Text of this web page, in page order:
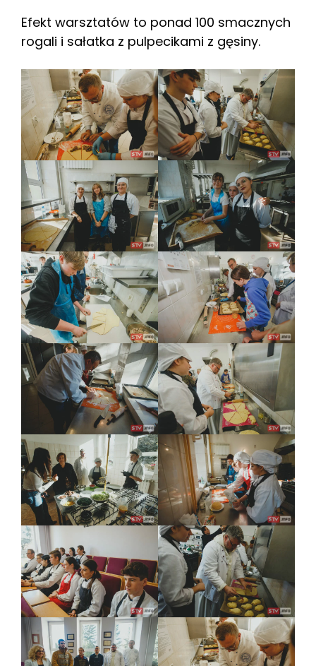
Efekt warsztatów to ponad 100 smacznych
rogali i sałatka z pulpecikami z gęsiny.